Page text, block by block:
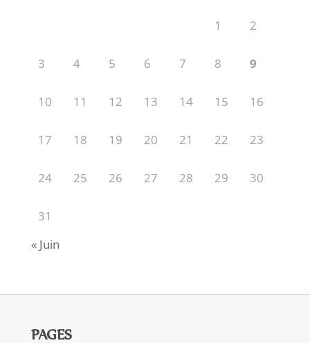
1 2
3 4 5 6 7 8 9
10 11 12 13 14 15 16
17 18 19 20 21 22 23
24 25 26 27 28 29 30
31
« Juin
PAGES